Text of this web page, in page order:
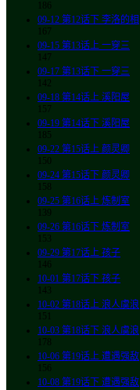
186
09-12 第12话下 李洛的相
167
09-15 第13话上 一穿三
147
09-17 第13话下 一穿三
142
09-18 第14话上 溪阳屋
157
09-19 第14话下 溪阳屋
185
09-22 第15话上 颜灵卿
150
09-24 第15话下 颜灵卿
158
09-25 第16话上 炼制室
139
09-26 第16话下 炼制室
153
09-29 第17话上 孩子
146
10-01 第17话下 孩子
143
10-02 第18话上 浪人虞浪
151
10-03 第18话下 浪人虞浪
178
10-06 第19话上 遭遇强敌
156
10-08 第19话下 遭遇强敌